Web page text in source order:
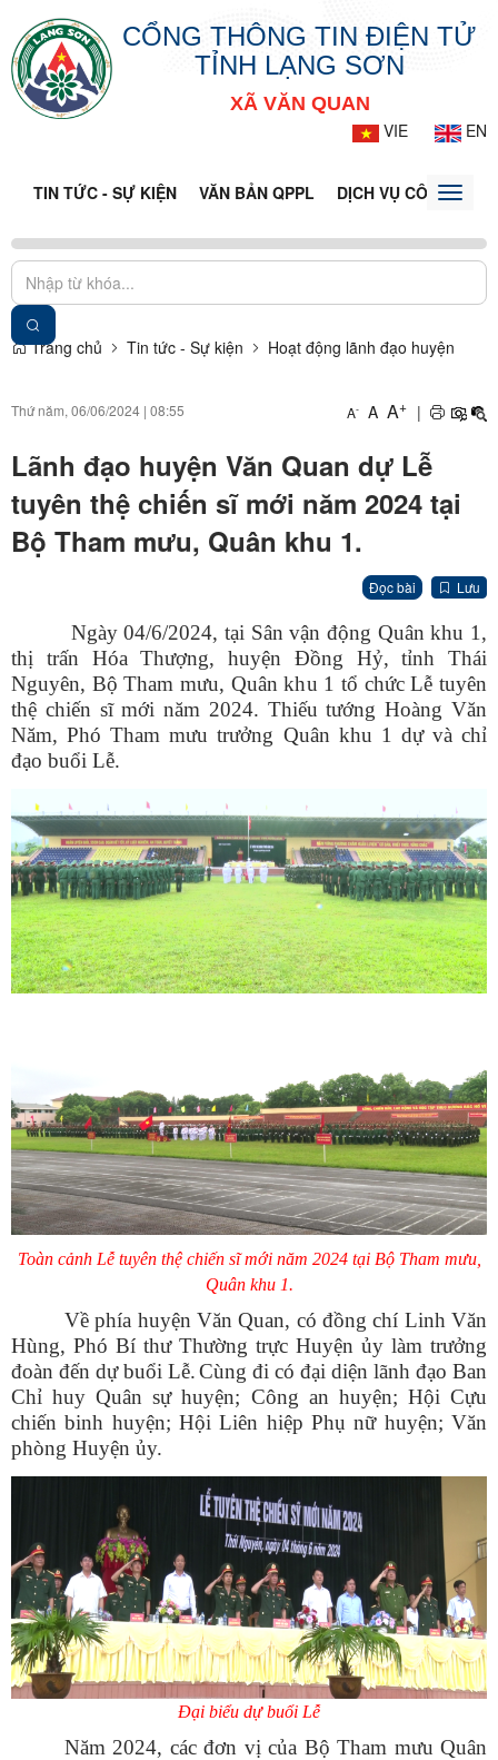
CỔNG THÔNG TIN ĐIỆN TỬ
TỈNH LẠNG SƠN
XÃ VĂN QUAN
VIE
EN
TIN TỨC - SỰ KIỆN VĂN BẢN QPPL DỊCH VỤ CÔNGToggle
Trang chủ Tin tức - Sự kiện Hoạt động lãnh đạo huyện
Thứ năm, 06/06/2024 | 08:55 A- A A+ |
Lãnh đạo huyện Văn Quan dự Lễ
tuyên thệ chiến sĩ mới năm 2024 tại
Bộ Tham mưu, Quân khu 1.
Đọc bài Lưu
Ngày 04/6/2024, tại Sân vận động Quân khu 1,
thị trấn Hóa Thượng, huyện Đồng Hỷ, tỉnh Thái
Nguyên, Bộ Tham mưu, Quân khu 1 tổ chức Lễ tuyên
thệ chiến sĩ mới năm 2024. Thiếu tướng Hoàng Văn
Năm, Phó Tham mưu trưởng Quân khu 1 dự và chỉ
đạo buổi Lễ.
Toàn cảnh Lễ tuyên thệ chiến sĩ mới năm 2024 tại Bộ Tham mưu,
Quân khu 1.
Về phía huyện Văn Quan, có đồng chí Linh Văn
Hùng, Phó Bí thư Thường trực Huyện ủy làm trưởng
đoàn đến dự buổi Lễ.Cùng đi có đại diện lãnh đạo Ban
Chỉ huy Quân sự huyện; Công an huyện; Hội Cựu
chiến binh huyện; Hội Liên hiệp Phụ nữ huyện; Văn
phòng Huyện ủy.
Đại biểu dự buổi Lễ
Năm 2024, các đơn vị của Bộ Tham mưu Quân